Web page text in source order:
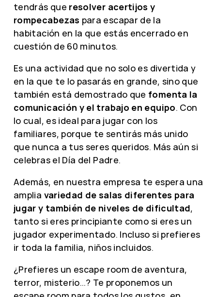
tendrás que resolver acertijos y
rompecabezas para escapar de la
habitación en la que estás encerrado en
cuestión de 60 minutos.
Es una actividad que no solo es divertida y
en la que te lo pasarás en grande, sino que
también está demostrado que fomenta la
comunicación y el trabajo en equipo. Con
lo cual, es ideal para jugar con los
familiares, porque te sentirás más unido
que nunca a tus seres queridos. Más aún si
celebras el Día del Padre.
Además, en nuestra empresa te espera una
amplia variedad de salas diferentes para
jugar y también de niveles de dificultad,
tanto si eres principiante como si eres un
jugador experimentado. Incluso si prefieres
ir toda la familia, niños incluidos.
¿Prefieres un escape room de aventura,
terror, misterio…? Te proponemos un